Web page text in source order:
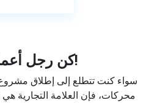
كن رجل أعمال اليوم!
سواء كنت تتطلع إلى إطلاق
محركات، فإن العلامة التجارية